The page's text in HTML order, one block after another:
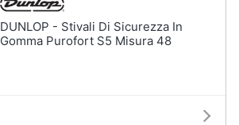
DUNLOP - Stivali Di Sicurezza In
Gomma Purofort S5 Misura 48